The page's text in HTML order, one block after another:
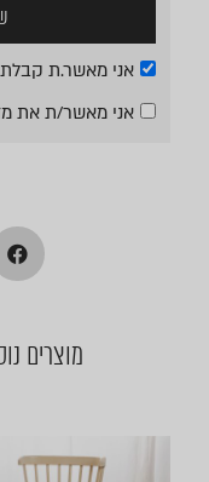
אני מאשר.ת קבלת
אני מאשר/ת את
מוצרים